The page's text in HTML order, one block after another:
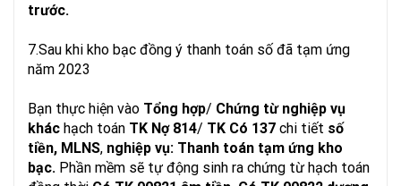
trước.
7.Sau khi kho bạc đồng ý thanh toán số đã tạm ứng
năm 2023
Bạn thực hiện vào Tổng hợp/ Chứng từ nghiệp vụ
khác hạch toán TK Nợ 814/ TK Có 137 chi tiết số
tiền, MLNS, nghiệp vụ: Thanh toán tạm ứng kho
bạc. Phần mềm sẽ tự động sinh ra chứng từ hạch toán